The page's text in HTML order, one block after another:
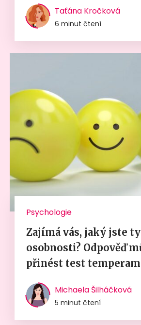
Taťána Kročková
6 minut čtení
Psychologie
Zajímá vás, jaký jste
osobnosti? Odpověď
přinést test
Michaela Šilháčková
5 minut čtení